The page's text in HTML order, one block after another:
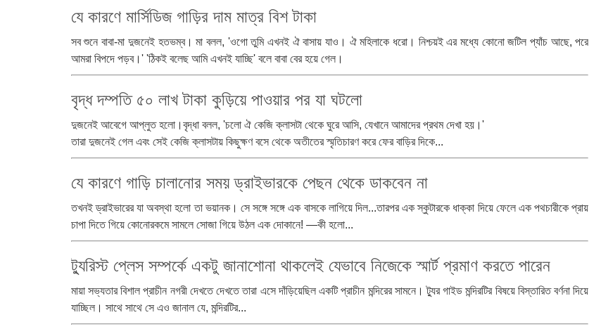
যে কারণে মার্সিডিজ গাড়ির দাম মাত্র বিশ টাকা
সব শুনে বাবা-মা দুজনেই হতভম্ব। মা বলল, 'ওগো তুমি এখনই ঐ বাসায় যাও। ঐ মহিলাকে ধরো। নিশ্চয়ই এর মধ্যে কোনো জটিল প্যাঁচ আছে, পরে
আমরা বিপদে পড়ব।' 'ঠিকই বলেছ আমি এখনই যাচ্ছি' বলে বাবা বের হয়ে গেল।
বৃদ্ধ দম্পতি ৫০ লাখ টাকা কুড়িয়ে পাওয়ার পর যা ঘটলো
দুজনেই আবেগে আপ্লুত হলো।বৃদ্ধা বলল, 'চলো ঐ কেজি ক্লাসটা থেকে ঘুরে আসি, যেখানে আমাদের প্রথম দেখা হয়।'
তারা দুজনেই গেল এবং সেই কেজি ক্লাসটায় কিছুক্ষণ বসে থেকে অতীতের স্মৃতিচারণ করে ফের বাড়ির দিকে...
যে কারণে গাড়ি চালানোর সময় ড্রাইভারকে পেছন থেকে ডাকবেন না
তখনই ড্রাইভারের যা অবস্থা হলো তা ভয়ানক। সে সঙ্গে সঙ্গে এক বাসকে লাগিয়ে দিল...তারপর এক স্কুটারকে ধাক্কা দিয়ে ফেলে এক পথচারীকে প্রায়
চাপা দিতে গিয়ে কোনোরকমে সামলে সোজা গিয়ে উঠল এক দোকানে! —কী হলো...
ট্যুরিস্ট প্লেস সম্পর্কে একটু জানাশোনা থাকলেই যেভাবে নিজেকে স্মার্ট প্রমাণ করতে পারেন
মায়া সভ্যতার বিশাল প্রাচীন নগরী দেখতে দেখতে তারা এসে দাঁড়িয়েছিল একটি প্রাচীন মন্দিরের সামনে। ট্যুর গাইড মন্দিরটির বিষয়ে বিস্তারিত বর্ণনা দিয়ে
যাচ্ছিল। সাথে সাথে সে এও জানাল যে, মন্দিরটির...